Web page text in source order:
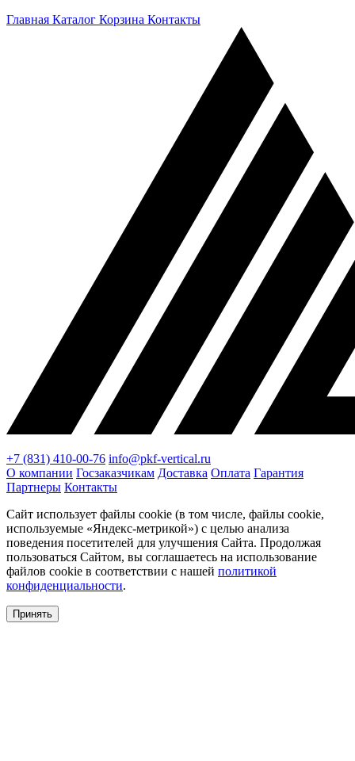
Главная Каталог Корзина Контакты
+7 (831) 410-00-76 info@pkf-vertical.ru
О компании Госзаказчикам Доставка Оплата Гарантия
Партнеры Контакты
Сайт использует файлы cookie (в том числе, файлы cookie,
используемые «Яндекс-метрикой») с целью анализа
поведения посетителей для улучшения Сайта. Продолжая
пользоваться Сайтом, вы соглашаетесь на использование
файлов cookie в соответствии с нашей политикой
конфиденциальности.
Принять